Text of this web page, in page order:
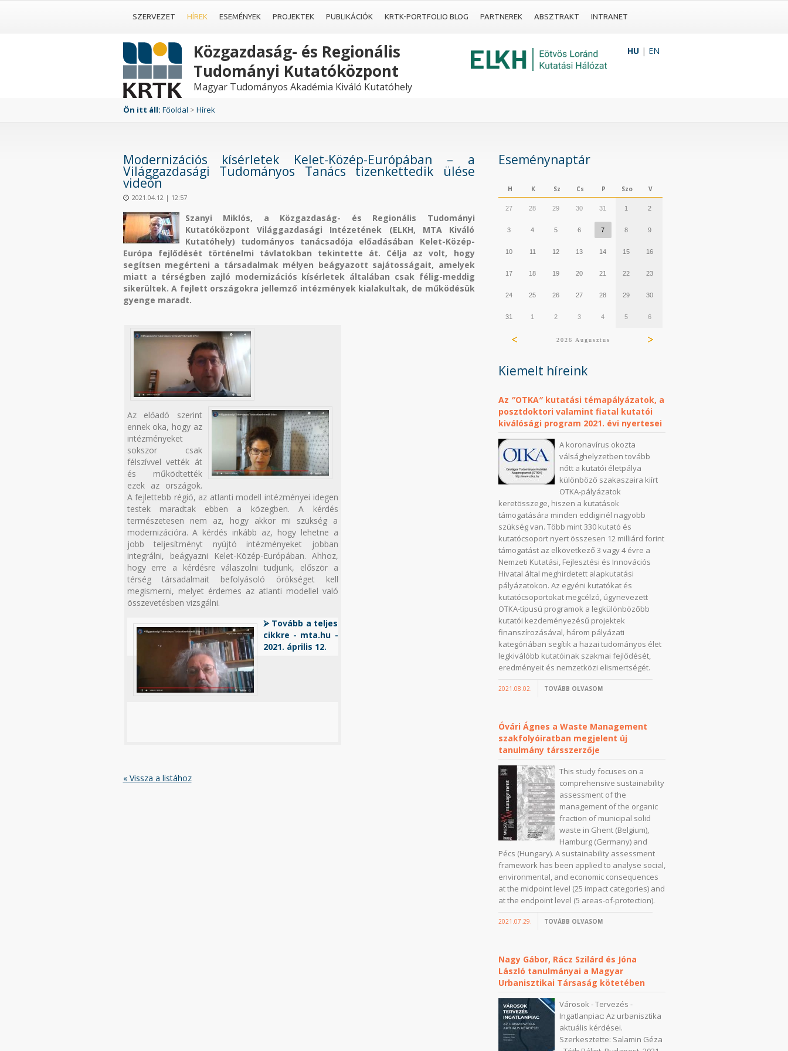
SZERVEZET HÍREK ESEMÉNYEK PROJEKTEK PUBLIKÁCIÓK KRTK-PORTFOLIO BLOG PARTNEREK ABSZTRAKT INTRANET
HU| EN
Közgazdaság- és Regionális
Tudományi Kutatóközpont
Magyar Tudományos Akadémia Kiváló Kutatóhely
Ön itt áll: Főoldal > Hírek
Modernizációs kísérletek Kelet-Közép-Európában – a
Világgazdasági Tudományos Tanács tizenkettedik ülése
videón
2021.04.12 | 12:57
Szanyi Miklós, a Közgazdaság- és Regionális Tudományi
Kutatóközpont Világgazdasági Intézetének (ELKH, MTA Kiváló
Kutatóhely) tudományos tanácsadója előadásában Kelet-Közép-
Európa fejlődését történelmi távlatokban tekintette át. Célja az volt, hogy
segítsen megérteni a társadalmak mélyen beágyazott sajátosságait, amelyek
miatt a térségben zajló modernizációs kísérletek általában csak félig-meddig
sikerültek. A fejlett országokra jellemző intézmények kialakultak, de működésük
gyenge maradt.
Az előadó szerint
ennek oka, hogy az
intézményeket
sokszor csak
félszívvel vették át
és működtették
ezek az országok.
A fejlettebb régió, az atlanti modell intézményei idegen
testek maradtak ebben a közegben. A kérdés
természetesen nem az, hogy akkor mi szükség a
modernizációra. A kérdés inkább az, hogy lehetne a
jobb teljesítményt nyújtó intézményeket jobban
integrálni, beágyazni Kelet-Közép-Európában. Ahhoz,
hogy erre a kérdésre válaszolni tudjunk, először a
térség társadalmait befolyásoló örökséget kell
megismerni, melyet érdemes az atlanti modellel való
összevetésben vizsgálni.
⮚ Tovább a teljes
cikkre - mta.hu -
2021. április 12.
« Vissza a listához
Eseménynaptár
H K Sz Cs P Szo V
27 28 29 30 31 1 2
3 4 5 6 7 8 9
10 11 12 13 14 15 16
17 18 19 20 21 22 23
24 25 26 27 28 29 30
31 1 2 3 4 5 6
2026 Augusztus
Kiemelt híreink
Az ″OTKA″ kutatási témapályázatok, a
posztdoktori valamint fiatal kutatói
kiválósági program 2021. évi nyertesei
A koronavírus okozta
válsághelyzetben tovább
nőtt a kutatói életpálya
különböző szakaszaira kiírt
OTKA-pályázatok
keretösszege, hiszen a kutatások
támogatására minden eddiginél nagyobb
szükség van. Több mint 330 kutató és
kutatócsoport nyert összesen 12 milliárd forint
támogatást az elkövetkező 3 vagy 4 évre a
Nemzeti Kutatási, Fejlesztési és Innovációs
Hivatal által meghirdetett alapkutatási
pályázatokon. Az egyéni kutatókat és
kutatócsoportokat megcélzó, úgynevezett
OTKA-típusú programok a legkülönbözőbb
kutatói kezdeményezésű projektek
finanszírozásával, három pályázati
kategóriában segítik a hazai tudományos élet
legkiválóbb kutatóinak szakmai fejlődését,
eredményeit és nemzetközi elismertségét.
2021.08.02. TOVÁBB OLVASOM
Óvári Ágnes a Waste Management
szakfolyóiratban megjelent új
tanulmány társszerzője
This study focuses on a
comprehensive sustainability
assessment of the
management of the organic
fraction of municipal solid
waste in Ghent (Belgium),
Hamburg (Germany) and
Pécs (Hungary). A sustainability assessment
framework has been applied to analyse social,
environmental, and economic consequences
at the midpoint level (25 impact categories) and
at the endpoint level (5 areas-of-protection).
2021.07.29. TOVÁBB OLVASOM
Nagy Gábor, Rácz Szilárd és Jóna
László tanulmányai a Magyar
Urbanisztikai Társaság kötetében
Városok - Tervezés -
Ingatlanpiac: Az urbanisztika
aktuális kérdései.
Szerkesztette: Salamin Géza